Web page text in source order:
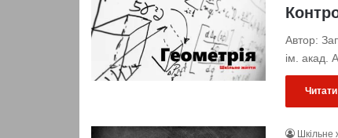
Автор:
ім. акад.
Шкільне